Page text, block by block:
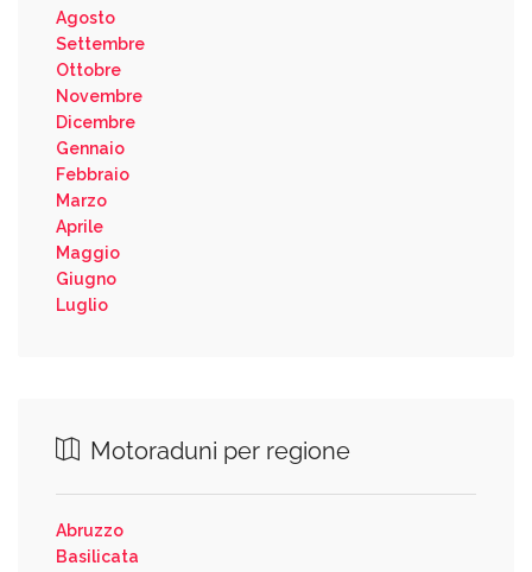
Agosto
Settembre
Ottobre
Novembre
Dicembre
Gennaio
Febbraio
Marzo
Aprile
Maggio
Giugno
Luglio
Motoraduni per regione
Abruzzo
Basilicata